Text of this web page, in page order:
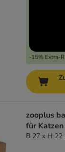
-15% Extra-
zooplus
für Katzen
B 27 x H 22